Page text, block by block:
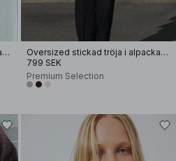
Kortärmad stickad tröja i alpackamix
Oversized stickad tröja i alpackamix med rund halsringning
799 SEK
Premium Selection